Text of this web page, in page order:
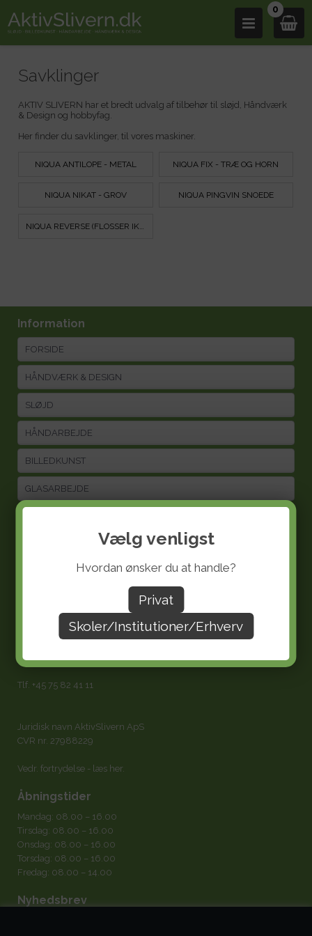
Vælg venligst
Hvordan ønsker du at handle?
Privat
Skoler/Institutioner/Erhverv
0
Savklinger
AKTIV SLIVERN har et bredt udvalg af tilbehør til sløjd, Håndværk
& Design og hobbyfag.
Her finder du savklinger, til vores maskiner.
NIQUA ANTILOPE - METAL NIQUA FIX - TRÆ OG HORN
NIQUA NIKAT - GROV NIQUA PINGVIN SNOEDE
Information
FORSIDE
HÅNDVÆRK & DESIGN
SLØJD
HÅNDARBEJDE
BILLEDKUNST
GLASARBEJDE
AktivSlivern.dk
kundeservice@aktivslivern.dk
Vi svarer hurtigt på mails og altid indenfor max. 3 arbejdsdage.
Tlf. +45 75 82 41 11
Juridisk navn AktivSlivern ApS
CVR nr. 27988229
Vedr. fortrydelse - læs her.
Åbningstider
Mandag: 08.00 – 16.00
Tirsdag: 08.00 – 16.00
Onsdag: 08.00 – 16.00
Torsdag: 08.00 – 16.00
Fredag: 08.00 – 14.00
Nyhedsbrev